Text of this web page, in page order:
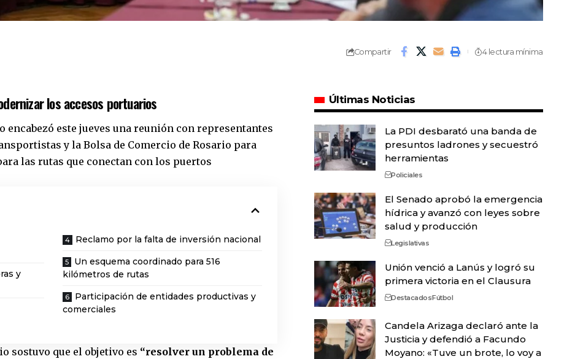
Compartir 4 lectura mínima
los accesos portuarios
este jueves una reunión con representantes
y la Bolsa de Comercio de Rosario para
las rutas que conectan con los puertos
y
Reclamo por la falta de inversión nacional
Un esquema coordinado para 516
kilómetros de rutas
Participación de entidades productivas y
comerciales
sostuvo que el objetivo es “resolver un problema de
Últimas Noticias
La PDI desbarató una banda de
presuntos ladrones y secuestró
herramientas
Policiales
El Senado aprobó la emergencia
hídrica y avanzó con leyes sobre
salud y producción
Legislativas
Unión venció a Lanús y logró su
primera victoria en el Clausura
DestacadosFútbol
Candela Arizaga declaró ante la
Justicia y defendió a Facundo
Moyano: «Tuve un brote, lo voy a